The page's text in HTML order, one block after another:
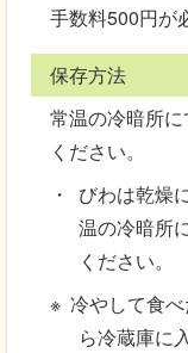
手数料500円が
保存方法
常温の冷暗所
ください。
びわは乾燥
温の冷暗所
ください。
冷やして食
ら冷蔵庫に